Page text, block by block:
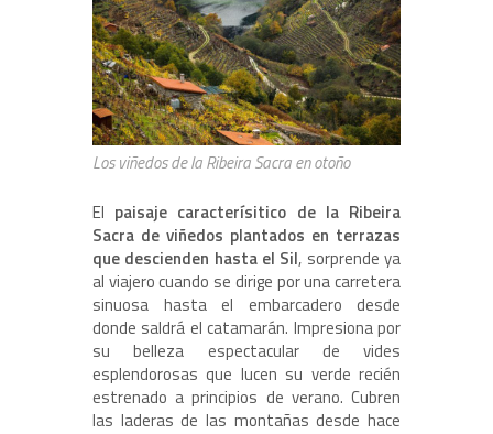
Los viñedos de la Ribeira Sacra en otoño
El paisaje caracterísitico de la Ribeira
Sacra de viñedos plantados en terrazas
que descienden hasta el Sil, sorprende ya
al viajero cuando se dirige por una carretera
sinuosa hasta el embarcadero desde
donde saldrá el catamarán. Impresiona por
su belleza espectacular de vides
esplendorosas que lucen su verde recién
estrenado a principios de verano. Cubren
las laderas de las montañas desde hace